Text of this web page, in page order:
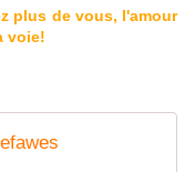
plus de vous, l'amour
voie!